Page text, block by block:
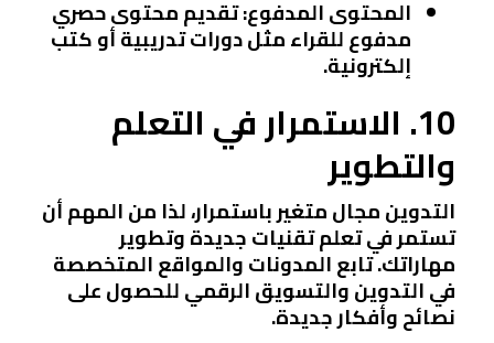
المحتوى المدفوع: تقديم محتوى حصري
مدفوع للقراء مثل دورات تدريبية أو كتب
إلكترونية.
10. الاستمرار في التعلم
والتطوير
التدوين مجال متغير باستمرار، لذا من المهم أن
تستمر في تعلم تقنيات جديدة وتطوير
مهاراتك. تابع المدونات والمواقع المتخصصة
في التدوين والتسويق الرقمي للحصول على
نصائح وأفكار جديدة.